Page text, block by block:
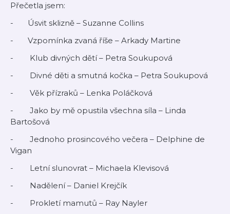
Přečetla jsem:
- Úsvit sklizně – Suzanne Collins
- Vzpomínka zvaná říše – Arkady Martine
- Klub divných dětí – Petra Soukupová
- Divné děti a smutná kočka – Petra Soukupová
- Věk přízraků – Lenka Poláčková
- Jako by mě opustila všechna síla – Linda
Bartošová
- Jednoho prosincového večera – Delphine de
Vigan
- Letní slunovrat – Michaela Klevisová
- Nadělení – Daniel Krejčík
- Prokletí mamutů – Ray Nayler